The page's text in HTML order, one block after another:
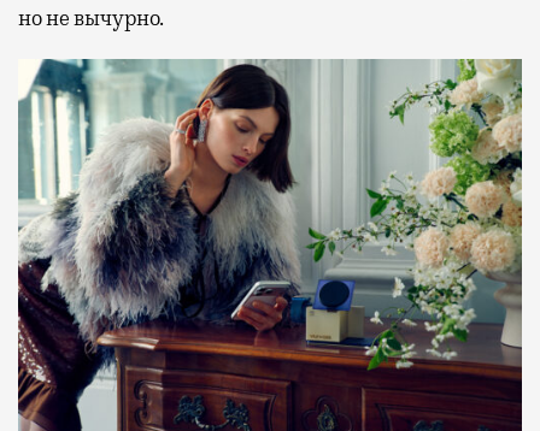
но не вычурно.